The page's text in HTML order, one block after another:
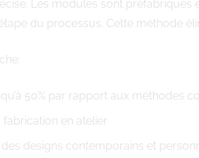
Les modules sont
du processus. Cette méthode
50% par rapport aux méthodes
en atelier
designs contemporains et